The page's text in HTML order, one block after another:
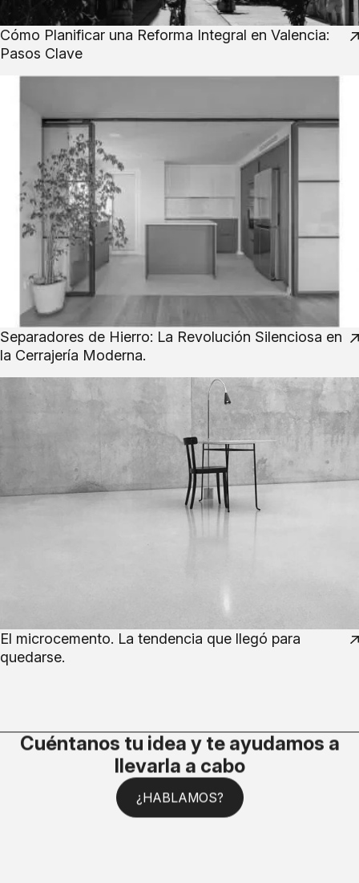
Cómo Planificar una Reforma Integral en Valencia:
Pasos Clave
Separadores de Hierro: La Revolución Silenciosa en
la Cerrajería Moderna.
El microcemento. La tendencia que llegó para
quedarse.
Cuéntanos tu idea y te ayudamos a
llevarla a cabo
¿HABLAMOS?